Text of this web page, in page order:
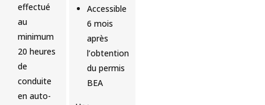
effectué
au
minimum
20 heures
de
conduite
en auto-
Accessible
6 mois
après
l’obtention
du permis
BEA